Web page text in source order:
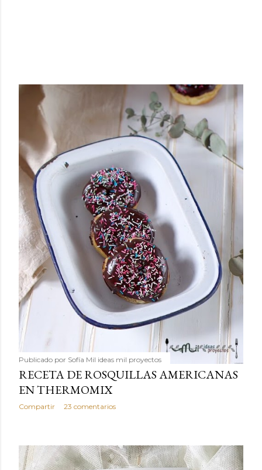
Publicado por Sofía Mil ideas mil proyectos
RECETA DE ROSQUILLAS AMERICANAS
EN THERMOMIX
Compartir 23 comentarios